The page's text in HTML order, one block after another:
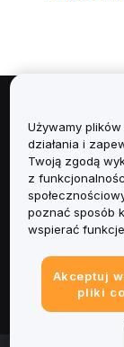
Informacje
Usługi
Obsługa
Używamy
działania i
Twoją zgodą
z
poznać sposób
wspierać
Akceptuj
pliki